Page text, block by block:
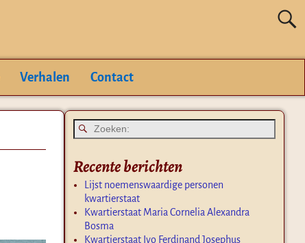
Verhalen Contact
Recente berichten
Lijst noemenswaardige personen
kwartierstaat
Kwartierstaat Maria Cornelia Alexandra
Bosma
Kwartierstaat Ivo Ferdinand Josephus